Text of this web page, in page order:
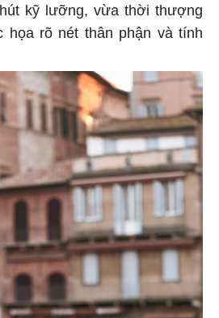
kỹ lưỡng, vừa thời thượng
họa rõ nét thân phận và tính